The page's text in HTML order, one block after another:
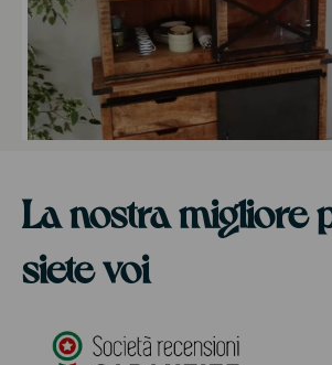
La nostra migliore
siete voi